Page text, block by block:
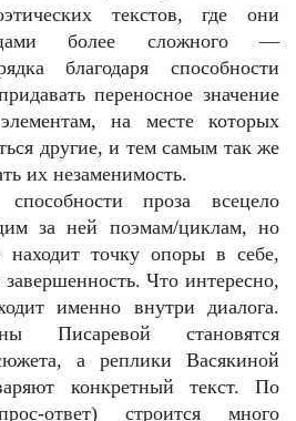
текстов, где они
более сложного —
благодаря способности
переносное значение
на месте которых
другие, и тем самым так же
их незаменимость.
проза всецело
за ней поэмам/циклам, но
находит точку опоры в себе,
Что интересно,
именно внутри диалога.
Писаревой становятся
а реплики Васякиной
конкретный текст. По
ответ) строится много